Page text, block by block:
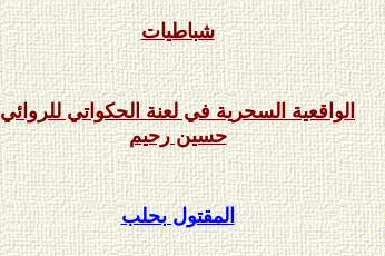
شباطيات
الواقعية السحرية في لعنة الحكواتي للروائي
حسين رحيم
المقتول بحلب